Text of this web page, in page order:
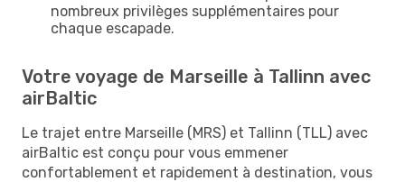
nombreux privilèges supplémentaires pour
chaque escapade.
Votre voyage de Marseille à Tallinn avec
airBaltic
Le trajet entre Marseille (MRS) et Tallinn (TLL) avec
airBaltic est conçu pour vous emmener
confortablement et rapidement à destination, vous